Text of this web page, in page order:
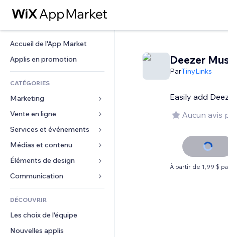
Accueil de l'App Market
Applis en promotion
CATÉGORIES
Marketing
Publicités
Mobile
Données analytiques
Réseaux sociaux
Classement de sites
E-mail
Vente en ligne
Applis pour les boutiques
Expédition et livraison
Boutons Vente
Comptabilité
Coupons et fidélisation
Solutions d'entreposage
Services et événements
Hôtels
Événements
Restaurants
Immobilier
Réservations
Médias et contenu
Galerie
Musique
Podcasts
Photographie
Vidéo
PDF
Éléments de design
Cartes et navigation
Confidentialité
Horloge
Modèles de pages
Effets sur images
Formulaires
Sondages
Chat
DÉCOUVRIR
Les choix de l'équipe
Nouvelles applis
Deezer
ParTinyLinks
Easily add
Aucun avis
À partir de 1,99 $